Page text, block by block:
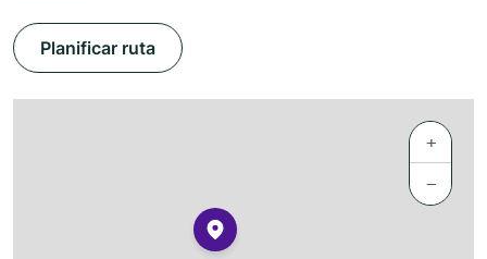
Planificar ruta
+
−